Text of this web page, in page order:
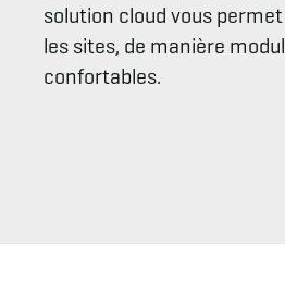
solution cloud vous
les sites, de manière
confortables.